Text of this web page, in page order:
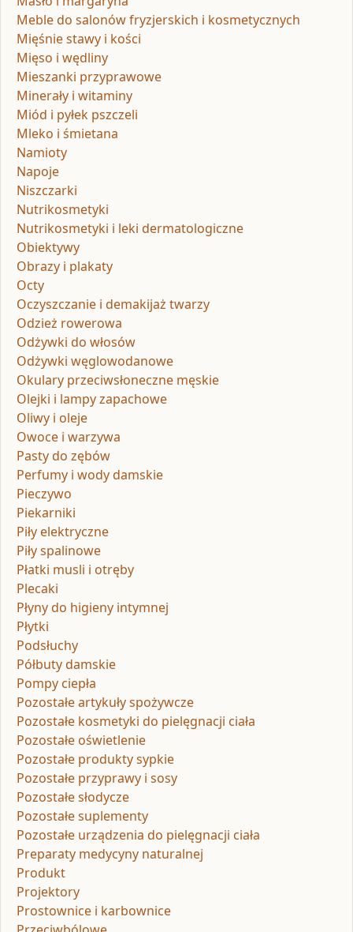
Meble do salonów fryzjerskich i kosmetycznych
Mięśnie stawy i kości
Mięso i wędliny
Mieszanki przyprawowe
Minerały i witaminy
Miód i pyłek pszczeli
Mleko i śmietana
Namioty
Napoje
Niszczarki
Nutrikosmetyki
Nutrikosmetyki i leki dermatologiczne
Obiektywy
Obrazy i plakaty
Octy
Oczyszczanie i demakijaż twarzy
Odzież rowerowa
Odżywki do włosów
Odżywki węglowodanowe
Okulary przeciwsłoneczne męskie
Olejki i lampy zapachowe
Oliwy i oleje
Owoce i warzywa
Pasty do zębów
Perfumy i wody damskie
Pieczywo
Piekarniki
Piły elektryczne
Piły spalinowe
Płatki musli i otręby
Plecaki
Płyny do higieny intymnej
Płytki
Podsłuchy
Półbuty damskie
Pompy ciepła
Pozostałe artykuły spożywcze
Pozostałe kosmetyki do pielęgnacji ciała
Pozostałe oświetlenie
Pozostałe produkty sypkie
Pozostałe przyprawy i sosy
Pozostałe słodycze
Pozostałe suplementy
Pozostałe urządzenia do pielęgnacji ciała
Preparaty medycyny naturalnej
Produkt
Projektory
Prostownice i karbownice